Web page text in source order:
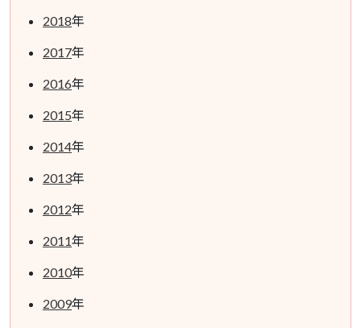
2018年
2017年
2016年
2015年
2014年
2013年
2012年
2011年
2010年
2009年